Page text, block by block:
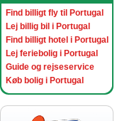
Find billigt fly til Portugal
Lej billig bil i Portugal
Find billigt hotel i Portugal
Lej feriebolig i Portugal
Guide og rejseservice
Køb bolig i Portugal